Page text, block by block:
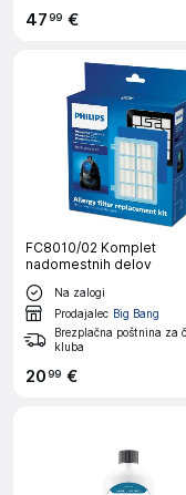
4799 €
FC8010/02 Komplet
nadomestnih delov
Na zalogi
Prodajalec Big Bang
Brezplačna poštnina za
kluba
2099 €